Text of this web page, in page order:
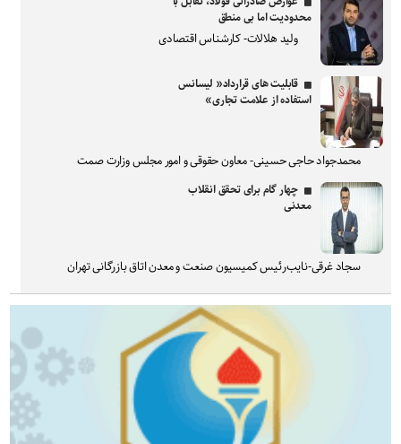
محدودیت اما بی منطق
ولید هلالات- کارشناس اقتصادی
قابلیت های قرارداد« لیسانس
استفاده از علامت تجاری»
محمدجواد حاجی حسینی- معاون حقوقی و امور مجلس وزارت صمت
چهار گام برای تحقق انقلاب
معدنی
سجاد غرقی-نایب‌رئیس کمیسیون صنعت و معدن اتاق بازرگانی تهران